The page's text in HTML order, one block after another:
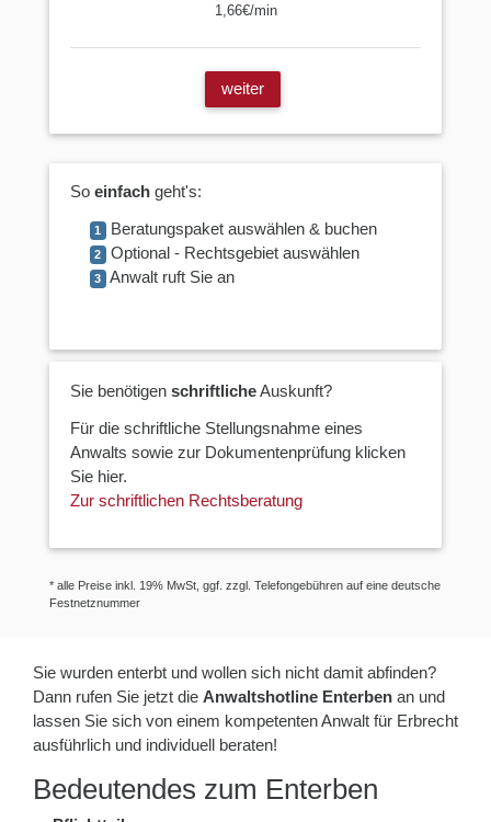
1,66€/min
weiter
So einfachgeht's:
1 Beratungspaket auswählen & buchen
2 Optional - Rechtsgebiet auswählen
3 Anwalt ruft Sie an
Sie benötigen schriftlicheAuskunft?
Für die schriftliche Stellungsnahme eines
Anwalts sowie zur Dokumentenprüfung klicken
Sie hier.
Zur schriftlichen Rechtsberatung
* alle Preise inkl. 19% MwSt, ggf. zzgl. Telefongebühren auf eine deutsche
Festnetznummer
Sie wurden enterbt und wollen sich nicht damit abfinden?
Dann rufen Sie jetzt die Anwaltshotline Enterben an und
lassen Sie sich von einem kompetenten Anwalt für Erbrecht
ausführlich und individuell beraten!
Bedeutendes zum Enterben